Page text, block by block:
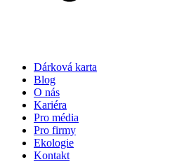
Dárková karta
Blog
O nás
Kariéra
Pro média
Pro firmy
Ekologie
Kontakt